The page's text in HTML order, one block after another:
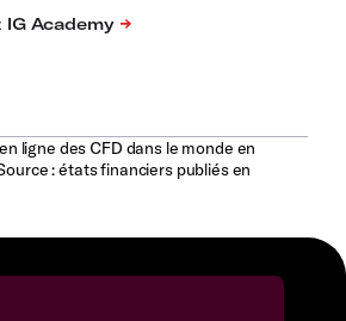
ligne des CFD dans le monde en
: états financiers publiés en